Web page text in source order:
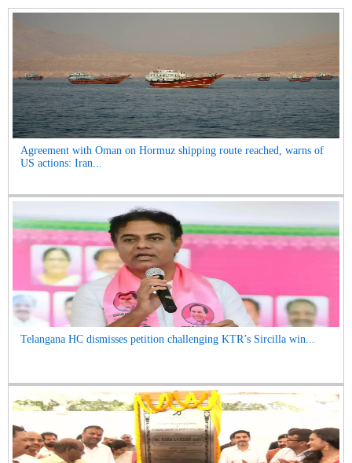
Agreement with Oman on Hormuz shipping route reached, warns of
US actions: Iran...
Telangana HC dismisses petition challenging KTR’s Sircilla win...